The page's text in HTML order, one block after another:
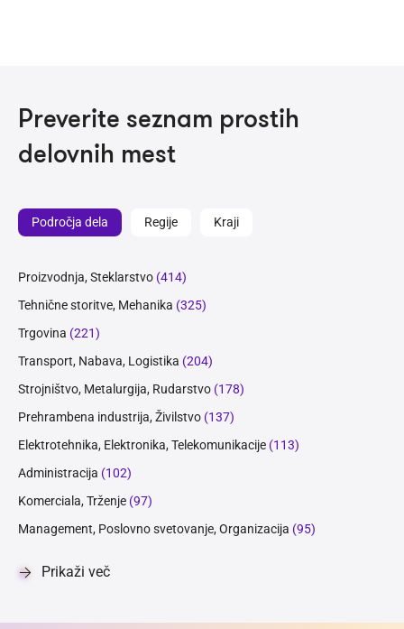
Preverite seznam prostih
delovnih mest
Področja dela Regije Kraji
Proizvodnja, Steklarstvo (414)
Tehnične storitve, Mehanika (325)
Trgovina (221)
Transport, Nabava, Logistika (204)
Strojništvo, Metalurgija, Rudarstvo (178)
Prehrambena industrija, Živilstvo (137)
Elektrotehnika, Elektronika, Telekomunikacije (113)
Administracija (102)
Komerciala, Trženje (97)
Management, Poslovno svetovanje, Organizacija (95)
Prikaži več